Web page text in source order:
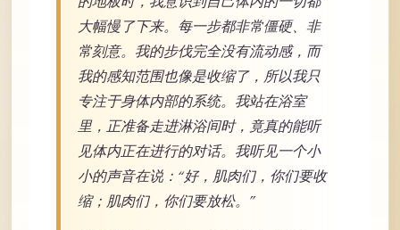
大幅慢了下来。每一步都非常僵硬、非
常刻意。我的步伐完全没有流动感，而
我的感知范围也像是收缩了，所以我只
专注于身体内部的系统。我站在浴室
里，正准备走进淋浴间时，竟真的能听
见体内正在进行的对话。我听见一个小
小的声音在说：“好，肌肉们，你们要收
缩；肌肉们，你们要放松。”